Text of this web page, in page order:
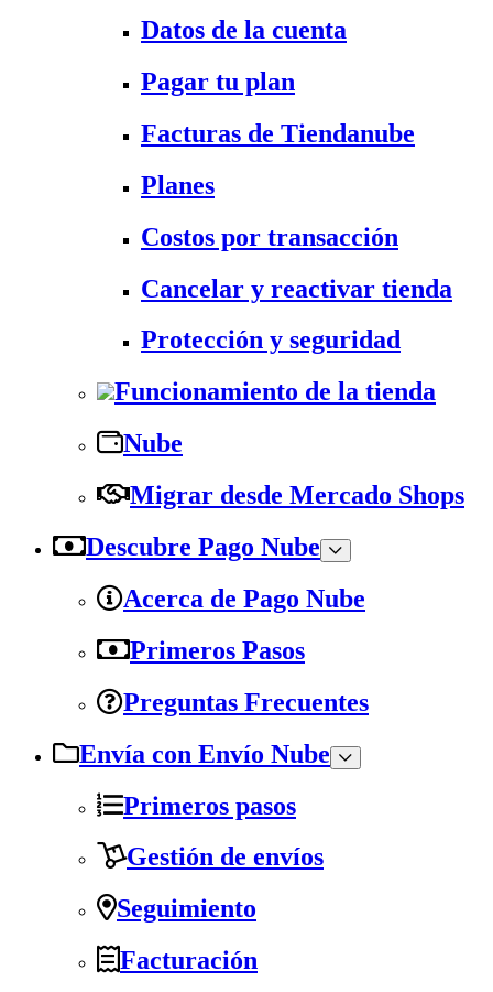
Datos de la cuenta
Pagar tu plan
Facturas de Tiendanube
Planes
Costos por transacción
Cancelar y reactivar tienda
Protección y seguridad
Funcionamiento de la tienda
Nube
Migrar desde Mercado Shops
Descubre Pago Nube
Acerca de Pago Nube
Primeros Pasos
Preguntas Frecuentes
Envía con Envío Nube
Primeros pasos
Gestión de envíos
Seguimiento
Facturación